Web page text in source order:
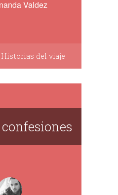
Valdez
del viaje